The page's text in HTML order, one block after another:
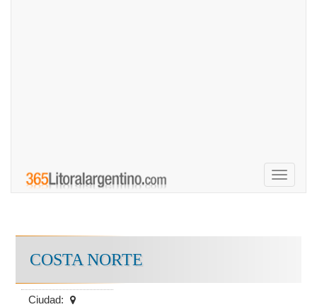
Toggle
COSTA NORTE
Ciudad: